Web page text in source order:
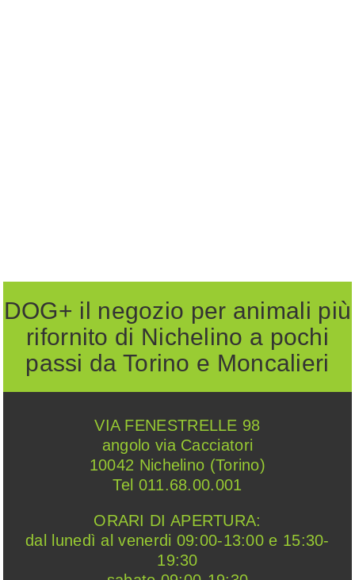
DOG+ il negozio per animali più
rifornito di Nichelino a pochi
passi da Torino e Moncalieri
VIA FENESTRELLE 98
angolo via Cacciatori
10042 Nichelino (Torino)
Tel 011.68.00.001
ORARI DI APERTURA:
dal lunedì al venerdi 09:00-13:00 e 15:30-
19:30